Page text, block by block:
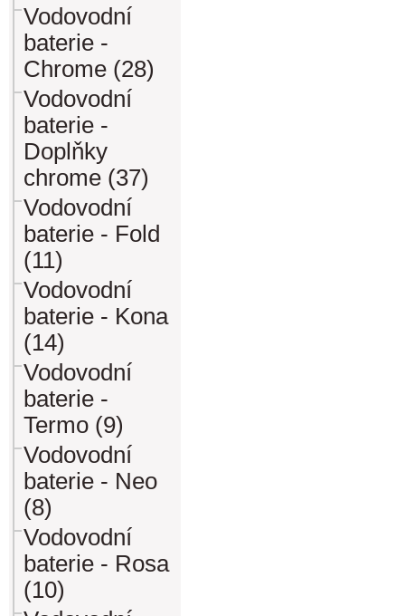
Vodovodní
baterie -
Chrome (28)
Vodovodní
baterie -
Doplňky
chrome (37)
Vodovodní
baterie - Fold
(11)
Vodovodní
baterie - Kona
(14)
Vodovodní
baterie -
Termo (9)
Vodovodní
baterie - Neo
(8)
Vodovodní
baterie - Rosa
(10)